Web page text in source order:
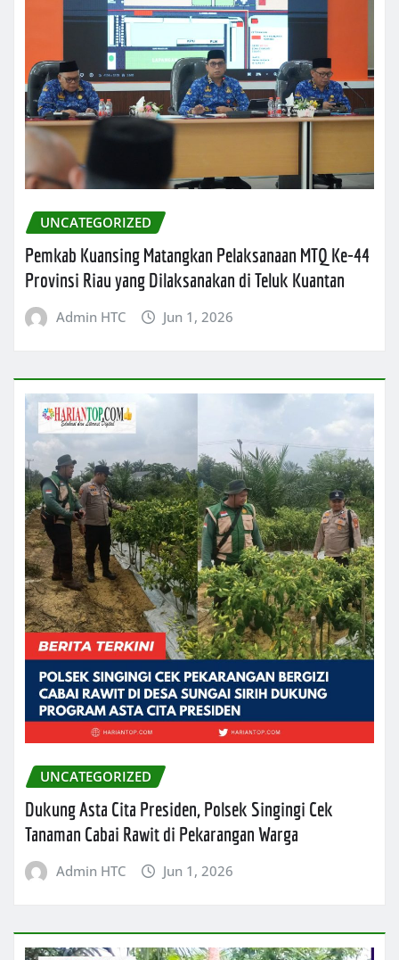
UNCATEGORIZED
Pemkab Kuansing Matangkan Pelaksanaan MTQ Ke-44
Provinsi Riau yang Dilaksanakan di Teluk Kuantan
Admin HTC Jun 1, 2026
UNCATEGORIZED
Dukung Asta Cita Presiden, Polsek Singingi Cek
Tanaman Cabai Rawit di Pekarangan Warga
Admin HTC Jun 1, 2026